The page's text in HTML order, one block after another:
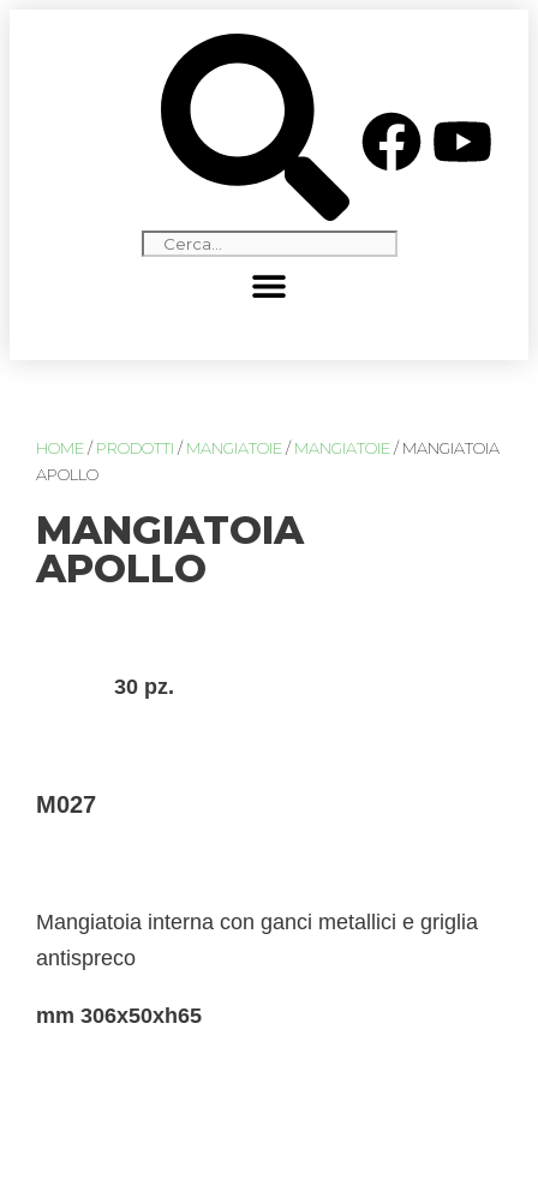
HOME / PRODOTTI / MANGIATOIE / MANGIATOIE / MANGIATOIA
APOLLO
MANGIATOIA
APOLLO
30 pz.
M027
Mangiatoia interna con ganci metallici e griglia
antispreco
mm 306x50xh65